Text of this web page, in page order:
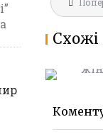
b
o
k
записів
Схожі
1903